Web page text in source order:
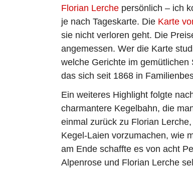
Florian Lerche persönlich – ich
je nach Tageskarte. Die Karte
sie nicht verloren geht. Die
angemessen. Wer die Karte
welche Gerichte im
das sich seit 1868 in
Ein weiteres Highlight folgte
charmantere Kegelbahn, die
einmal zurück zu Florian
Kegel-Laien vorzumachen, wie
am Ende schaffte es von acht
Alpenrose und Florian Lerche